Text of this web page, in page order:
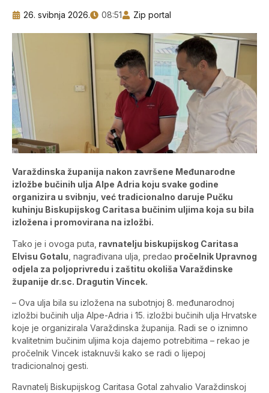
26. svibnja 2026. 08:51 Zip portal
Varaždinska županija nakon završene Međunarodne
izložbe bučinih ulja Alpe Adria koju svake godine
organizira u svibnju, već tradicionalno daruje Pučku
kuhinju Biskupijskog Caritasa bučinim uljima koja su bila
izložena i promovirana na izložbi.
Tako je i ovoga puta, ravnatelju biskupijskog Caritasa
Elvisu Gotalu , nagrađivana ulja, predao pročelnik Upravnog
odjela za poljoprivredu i zaštitu okoliša Varaždinske
županije dr.sc. Dragutin Vincek.
– Ova ulja bila su izložena na subotnjoj 8. međunarodnoj
izložbi bučinih ulja Alpe-Adria i 15. izložbi bučinih ulja Hrvatske
koje je organizirala Varaždinska županija. Radi se o iznimno
kvalitetnim bučinim uljima koja dajemo potrebitima – rekao je
pročelnik Vincek istaknuvši kako se radi o lijepoj
tradicionalnoj gesti.
Ravnatelj Biskupijskog Caritasa Gotal zahvalio Varaždinskoj